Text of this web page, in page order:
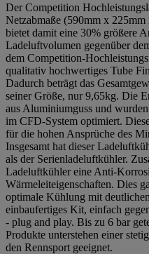
Der Competition
Netzabmaße (590mm x
bietet damit eine 30% größere
Ladeluftvolumen gegenüber
dem Competition-
qualitativ hochwertiges Tube
Dadurch beträgt das
seiner Größe, nur 9,65kg. Die
aus Aluminiumguss und
im CFD-System optimiert.
für die hohen Ansprüche des
Insgesamt hat dieser
als der Serienladeluftkühler.
Ladeluftkühler eine Anti-
Wärmeleiteigenschaften. Dies
optimale Kühlung mit
einbaufertiges Kit, einfach
- plug and play. Bis zu 6 bar
Produkte unterstehen einer
den Rennsport geeignet.